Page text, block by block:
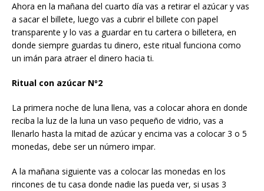
Ahora en la mañana del cuarto día vas a retirar el azúcar y vas
a sacar el billete, luego vas a cubrir el billete con papel
transparente y lo vas a guardar en tu cartera o billetera, en
donde siempre guardas tu dinero, este ritual funciona como
un imán para atraer el dinero hacia ti.
Ritual con azúcar Nº2
La primera noche de luna llena, vas a colocar ahora en donde
reciba la luz de la luna un vaso pequeño de vidrio, vas a
llenarlo hasta la mitad de azúcar y encima vas a colocar 3 o 5
monedas, debe ser un número impar.
A la mañana siguiente vas a colocar las monedas en los
rincones de tu casa donde nadie las pueda ver, si usas 3